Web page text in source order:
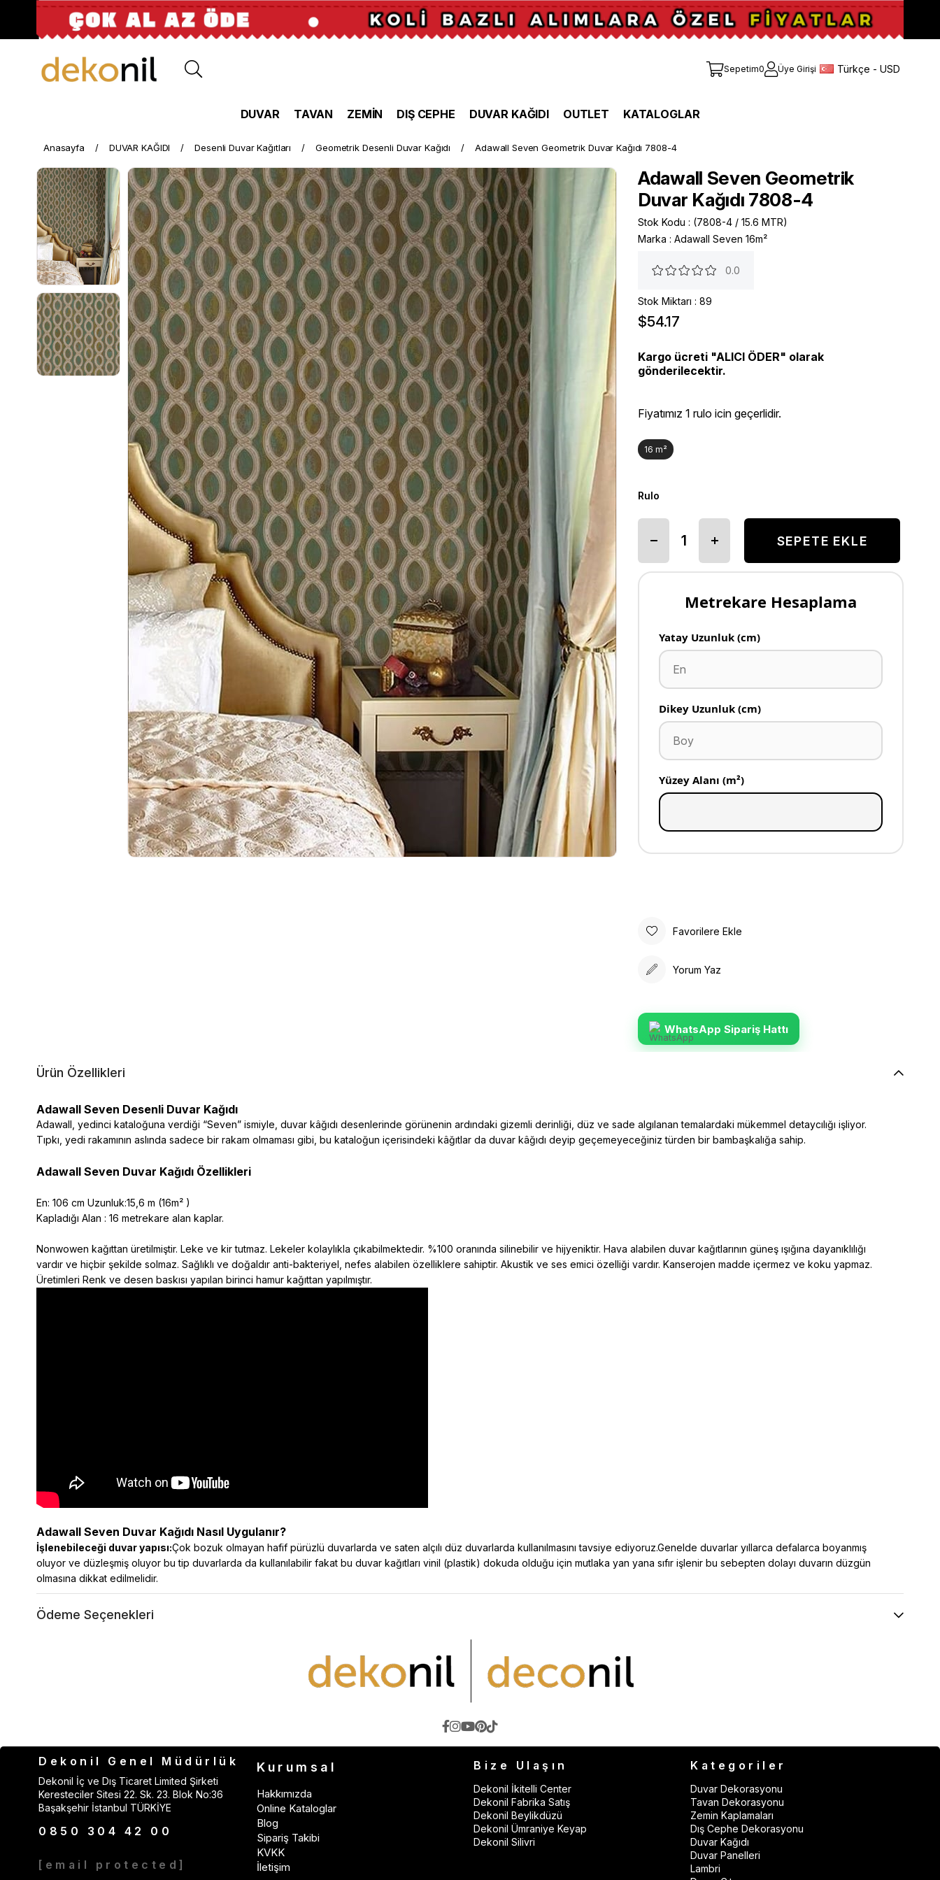
Sepetim0 Üye Girişi Türkçe - USD
DUVAR TAVAN ZEMİN DIŞ CEPHE DUVAR KAĞIDI OUTLET KATALOGLAR
Anasayfa DUVAR KAĞIDI Desenli Duvar Kağıtları Geometrik Desenli Duvar Kağıdı Adawall Seven Geometrik Duvar Kağıdı 7808-4
Adawall Seven Geometrik
Duvar Kağıdı 7808-4
Stok Kodu
(7808-4 / 15.6 MTR)
Marka : Adawall Seven 16m²
0.0
Stok Miktarı : 89
$54.17
Kargo ücreti "ALICI ÖDER" olarak
gönderilecektir.
Fiyatımız 1 rulo icin geçerlidir.
16 m²
Rulo
Metrekare Hesaplama
Yatay Uzunluk (cm)
Dikey Uzunluk (cm)
Yüzey Alanı (m²)
Favorilere Ekle
Yorum Yaz
WhatsApp Sipariş Hattı
Ürün Özellikleri
Adawall Seven Desenli Duvar Kağıdı
Adawall, yedinci kataloğuna verdiği “Seven” ismiyle, duvar kâğıdı desenlerinde görünenin ardındaki gizemli derinliği, düz ve sade algılanan temalardaki mükemmel detaycılığı işliyor.
Tıpkı, yedi rakamının aslında sadece bir rakam olmaması gibi, bu kataloğun içerisindeki kâğıtlar da duvar kâğıdı deyip geçemeyeceğiniz türden bir bambaşkalığa sahip.
Adawall Seven Duvar Kağıdı Özellikleri
En: 106 cm Uzunluk:15,6 m (16m² )
Kapladığı Alan : 16 metrekare alan kaplar.
Nonwowen kağıttan üretilmiştir. Leke ve kir tutmaz. Lekeler kolaylıkla çıkabilmektedir. %100 oranında silinebilir ve hijyeniktir. Hava alabilen duvar kağıtlarının güneş ışığına dayanıklılığı
vardır ve hiçbir şekilde solmaz. Sağlıklı ve doğaldır anti-bakteriyel, nefes alabilen özelliklere sahiptir. Akustik ve ses emici özelliği vardır. Kanserojen madde içermez ve koku yapmaz.
Üretimleri Renk ve desen baskısı yapılan birinci hamur kağıttan yapılmıştır.
Adawall Seven Duvar Kağıdı Nasıl Uygulanır?
İşlenebileceği duvar yapısı:Çok bozuk olmayan hafif pürüzlü duvarlarda ve saten alçılı düz duvarlarda kullanılmasını tavsiye ediyoruz.Genelde duvarlar yıllarca defalarca boyanmış
oluyor ve düzleşmiş oluyor bu tip duvarlarda da kullanılabilir fakat bu duvar kağıtları vinil (plastik) dokuda olduğu için mutlaka yan yana sıfır işlenir bu sebepten dolayı duvarın düzgün
olmasına dikkat edilmelidir.
Ödeme Seçenekleri
Dekonil Genel Müdürlük
Dekonil İç ve Dış Ticaret Limited Şirketi
Keresteciler Sitesi 22. Sk. 23. Blok No:36
Başakşehir İstanbul TÜRKİYE
0850 304 42 00
[email protected]
Kurumsal
Hakkımızda
Online Kataloglar
Blog
Sipariş Takibi
KVKK
İletişim
Bize Ulaşın
Dekonil İkitelli Center
Dekonil Fabrika Satış
Dekonil Beylikdüzü
Dekonil Ümraniye Keyap
Dekonil Silivri
Kategoriler
Duvar Dekorasyonu
Tavan Dekorasyonu
Zemin Kaplamaları
Dış Cephe Dekorasyonu
Duvar Kağıdı
Duvar Panelleri
Lambri